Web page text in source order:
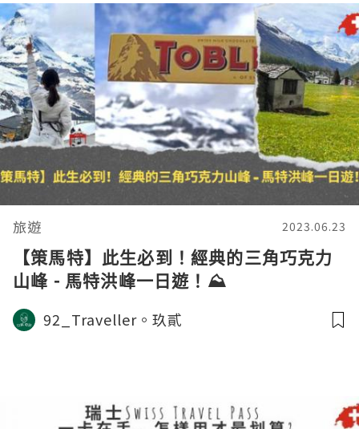
旅遊 2023.06.23
【策馬特】此生必到！經典的三角巧克力
山峰 - 馬特洪峰一日遊！⛰️
92_Traveller。玖貳